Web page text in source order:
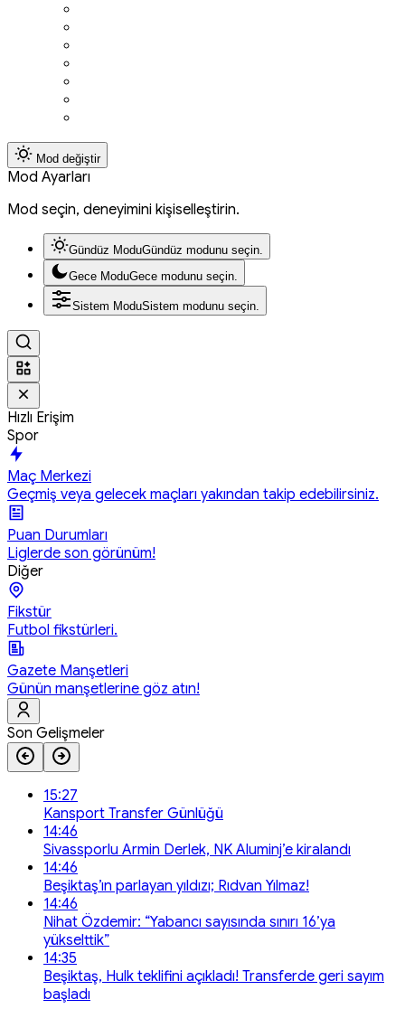
Mod değiştir
Mod Ayarları
Mod seçin, deneyimini kişiselleştirin.
Gündüz ModuGündüz modunu seçin.
Gece ModuGece modunu seçin.
Sistem ModuSistem modunu seçin.
Hızlı Erişim
Spor
Maç Merkezi
Geçmiş veya gelecek maçları yakından takip edebilirsiniz.
Puan Durumları
Liglerde son görünüm!
Diğer
Fikstür
Futbol fikstürleri.
Gazete Manşetleri
Günün manşetlerine göz atın!
Son Gelişmeler
15:27
Kansport Transfer Günlüğü
14:46
Sivassporlu Armin Derlek, NK Aluminj’e kiralandı
14:46
Beşiktaş’ın parlayan yıldızı; Rıdvan Yılmaz!
14:46
Nihat Özdemir: “Yabancı sayısında sınırı 16’ya
yükselttik”
14:35
Beşiktaş, Hulk teklifini açıkladı! Transferde geri sayım
başladı